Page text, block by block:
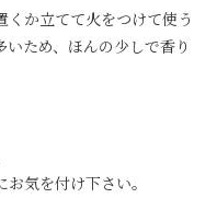
くか立てて火をつけて使う
ため、ほんの少しで香り
気を付け下さい。